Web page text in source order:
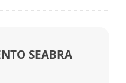
SEABRA